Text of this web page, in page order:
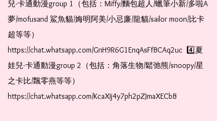
兒-卡通動漫group 1（包括：Miffy/麵包超人/蠟筆小新/多啦A
夢/mofusand 鯊魚貓/娒明阿美/小忌廉/龍貓/sailor moon/比卡
超等等）
https://chat.whatsapp.com/GnH9R6G1EnqAsFfBCAq2uc  4️⃣夏
娃兒-卡通動漫group 2（包括：角落生物/鬆弛熊/snoopy/星
之卡比/飄零燕等等）
https://chat.whatsapp.com/KcaXIj4y7ph2pZJmaXECbB